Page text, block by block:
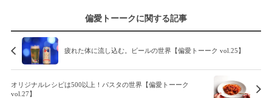
偏愛トーークに関する記事
疲れた体に流し込む。ビールの世界【偏愛トーーク vol.25】
オリジナルレシピは500以上！パスタの世界【偏愛トーーク
vol.27】